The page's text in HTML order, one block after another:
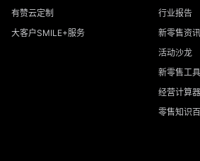
有赞云定制
大客户SMILE+服务
行业报告
新零售资讯
活动沙龙
新零售工具
经营计算器
零售知识